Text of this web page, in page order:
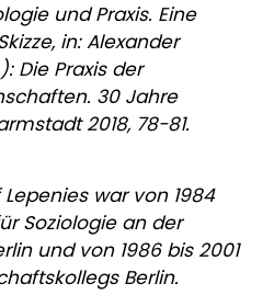
und Praxis. Eine
in: Alexander
Die Praxis der
30 Jahre
2018, 78-81.
Lepenies war von 1984
Soziologie an der
und von 1986 bis 2001
Berlin.